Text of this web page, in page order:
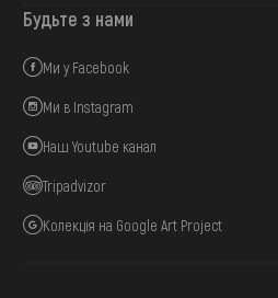
Будьте з нами
Ми у Facebook
Ми в Instagram
Наш Youtube канал
Tripadvizor
Колекція на Google Art Project